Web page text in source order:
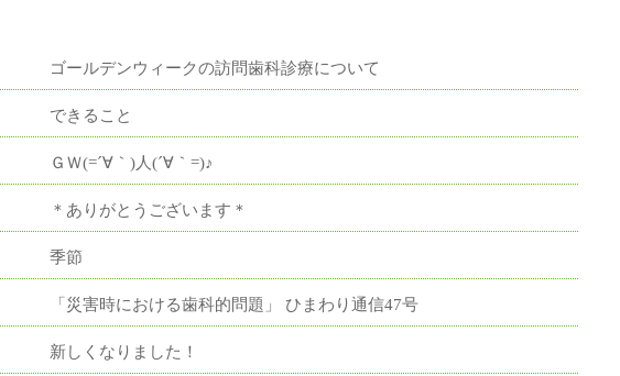
ゴールデンウィークの訪問歯科診療について
できること
ＧＷ(=´∀｀)人(´∀｀=)♪
＊ありがとうございます＊
季節
「災害時における歯科的問題」 ひまわり通信47号
新しくなりました！